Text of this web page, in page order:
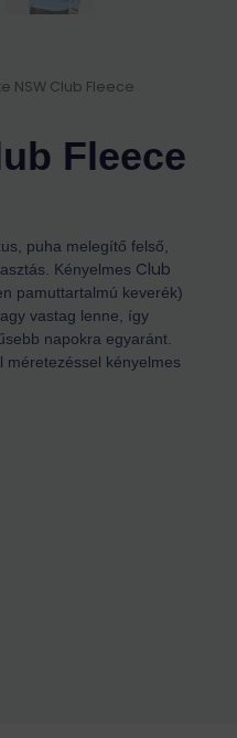
NSW Club Fleece
Fleece
puha melegítő felső,
Kényelmes Club
pamuttartalmú keverék)
vastag lenne, így
napokra egyaránt.
méretezéssel kényelmes